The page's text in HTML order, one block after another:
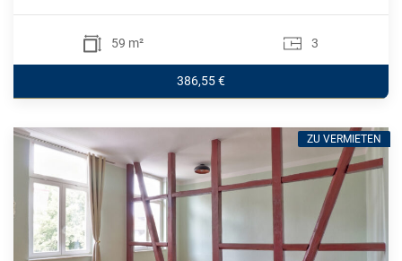
59 m² 3
386,55 €
ZU VERMIETEN